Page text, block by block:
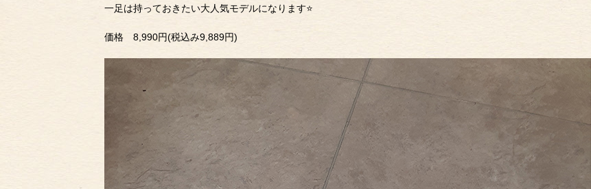
一足は持っておきたい大人気モデルになります⭐
価格 8,990円(税込み9,889円)